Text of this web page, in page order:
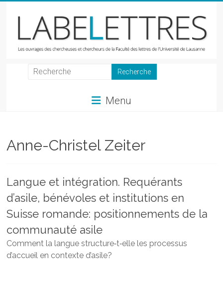
LabeLettres
et
chercheurs
Faculté
des
lettres
Menu
Anne-Christel Zeiter
Langue et intégration. Requérants
d’asile, bénévoles et institutions en
Suisse romande: positionnements de la
communauté asile
Comment la langue structure‑t‑elle les processus
d’accueil en contexte d’asile?